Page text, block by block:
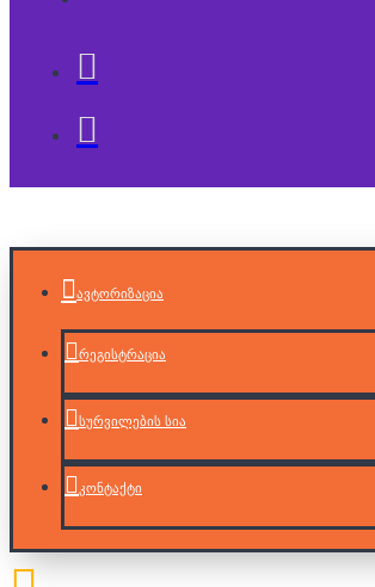
ავტორიზაცია
რეგისტრაცია
სურვილების სია
კონტაქტი